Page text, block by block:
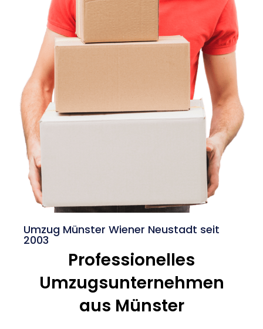
Umzug Münster Wiener Neustadt seit
2003
Professionelles
Umzugsunternehmen
aus Münster